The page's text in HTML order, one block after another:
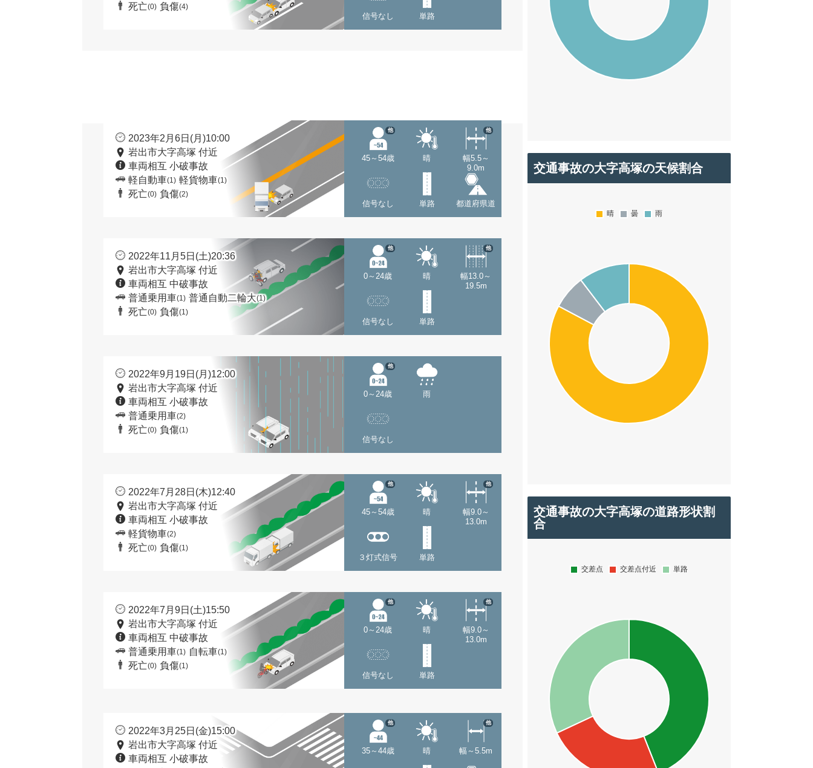
死亡(0) 負傷(4)
信号なし 単路
2023年2月6日(月)10:00
岩出市大字高塚 付近
車両相互 小破事故
軽自動車(1) 軽貨物車(1)
死亡(0) 負傷(2)
45～54歳
他
晴
幅5.5～
9.0m
他
信号なし 単路 都道府県道
2022年11月5日(土)20:36
岩出市大字高塚 付近
車両相互 中破事故
普通乗用車(1) 普通自動二輪大(1)
死亡(0) 負傷(1)
0～24歳
他
晴
幅13.0～
19.5m
他
信号なし 単路
2022年9月19日(月)12:00
岩出市大字高塚 付近
車両相互 小破事故
普通乗用車(2)
死亡(0) 負傷(1)
0～24歳
他
雨
信号なし
2022年7月28日(木)12:40
岩出市大字高塚 付近
車両相互 小破事故
軽貨物車(2)
死亡(0) 負傷(1)
45～54歳
他
晴
幅9.0～
13.0m
他
３灯式信号 単路
2022年7月9日(土)15:50
岩出市大字高塚 付近
車両相互 中破事故
普通乗用車(1) 自転車(1)
死亡(0) 負傷(1)
0～24歳
他
晴
幅9.0～
13.0m
他
信号なし 単路
2022年3月25日(金)15:00
岩出市大字高塚 付近
車両相互 小破事故
35～44歳
他
晴 幅～5.5m
他
交通事故の大字高塚の天候割合
交通事故の大字高塚の道路形状割
合